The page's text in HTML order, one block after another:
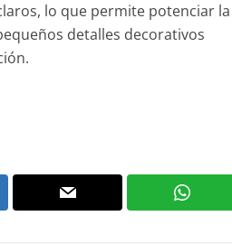
lo que permite potenciar la
detalles decorativos